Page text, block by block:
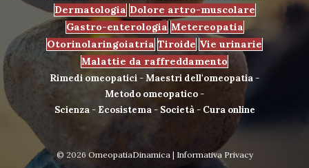
Dermatologia Dolore artro-muscolare
Gastro-enterologia Metereopatia
Otorinolaringoiatria Tiroide Vie urinarie
Malattie da raffreddamento
Rimedi omeopatici -Maestri dell'omeopatia-
Metodo omeopatico-
Scienza- Ecosistema- Società- Cura online
© 2026 OmeopatiaDinamica| Informativa Privacy